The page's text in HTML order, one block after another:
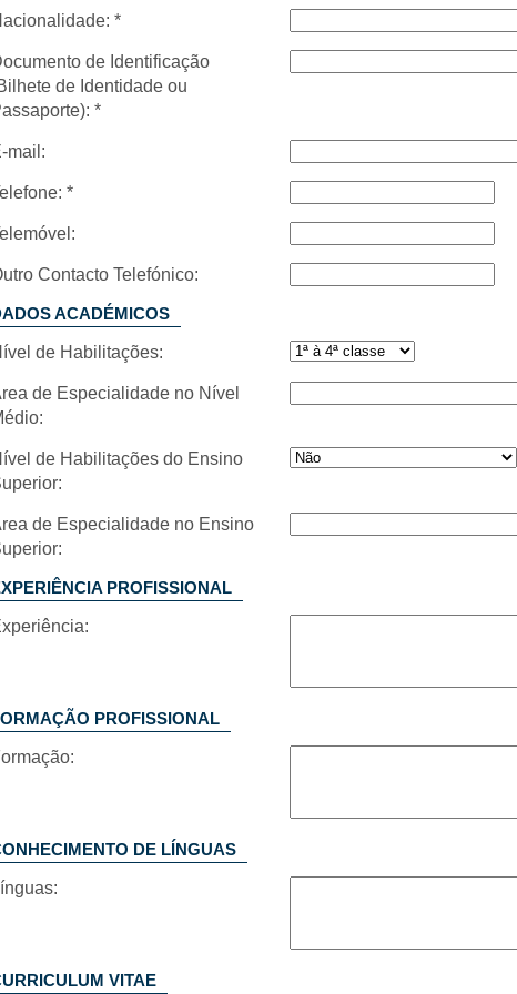
*
de Identificação
de Identidade ou
*
mail:
*
Contacto Telefónico:
ACADÉMICOS
de Habilitações:
de Especialidade no Nível
de Habilitações do Ensino
de Especialidade no Ensino
PROFISSIONAL
PROFISSIONAL
DE LÍNGUAS
VITAE